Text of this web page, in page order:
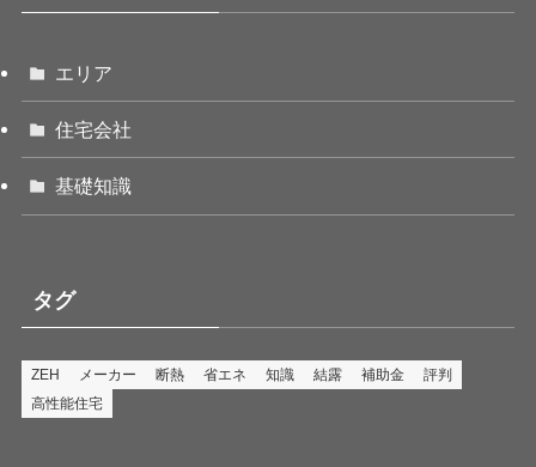
エリア
住宅会社
基礎知識
タグ
ZEH メーカー 断熱 省エネ 知識 結露 補助金
評判
高性能住宅